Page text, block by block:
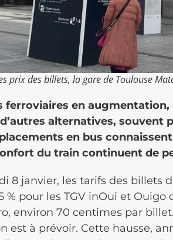
prix des billets, la gare de Toulouse
ferroviaires en augmentation,
alternatives, souvent
en bus
du train continuent de
8 janvier, les tarifs des billets
% pour les TGV inOui et
environ 70 centimes par
est à prévoir. Cette hausse,